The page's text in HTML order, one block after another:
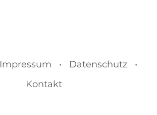
Impressum • Datenschutz •
Kontakt